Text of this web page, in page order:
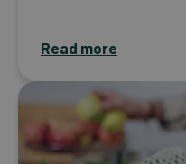
Read more